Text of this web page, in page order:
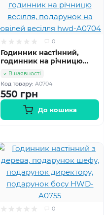
0
Годинник настінний,
годинник на річницю
весілля, подарунок на
ювілей весілля hwd-
A0704
В наявності
Код товару: A0704
550 грн
До кошика
0